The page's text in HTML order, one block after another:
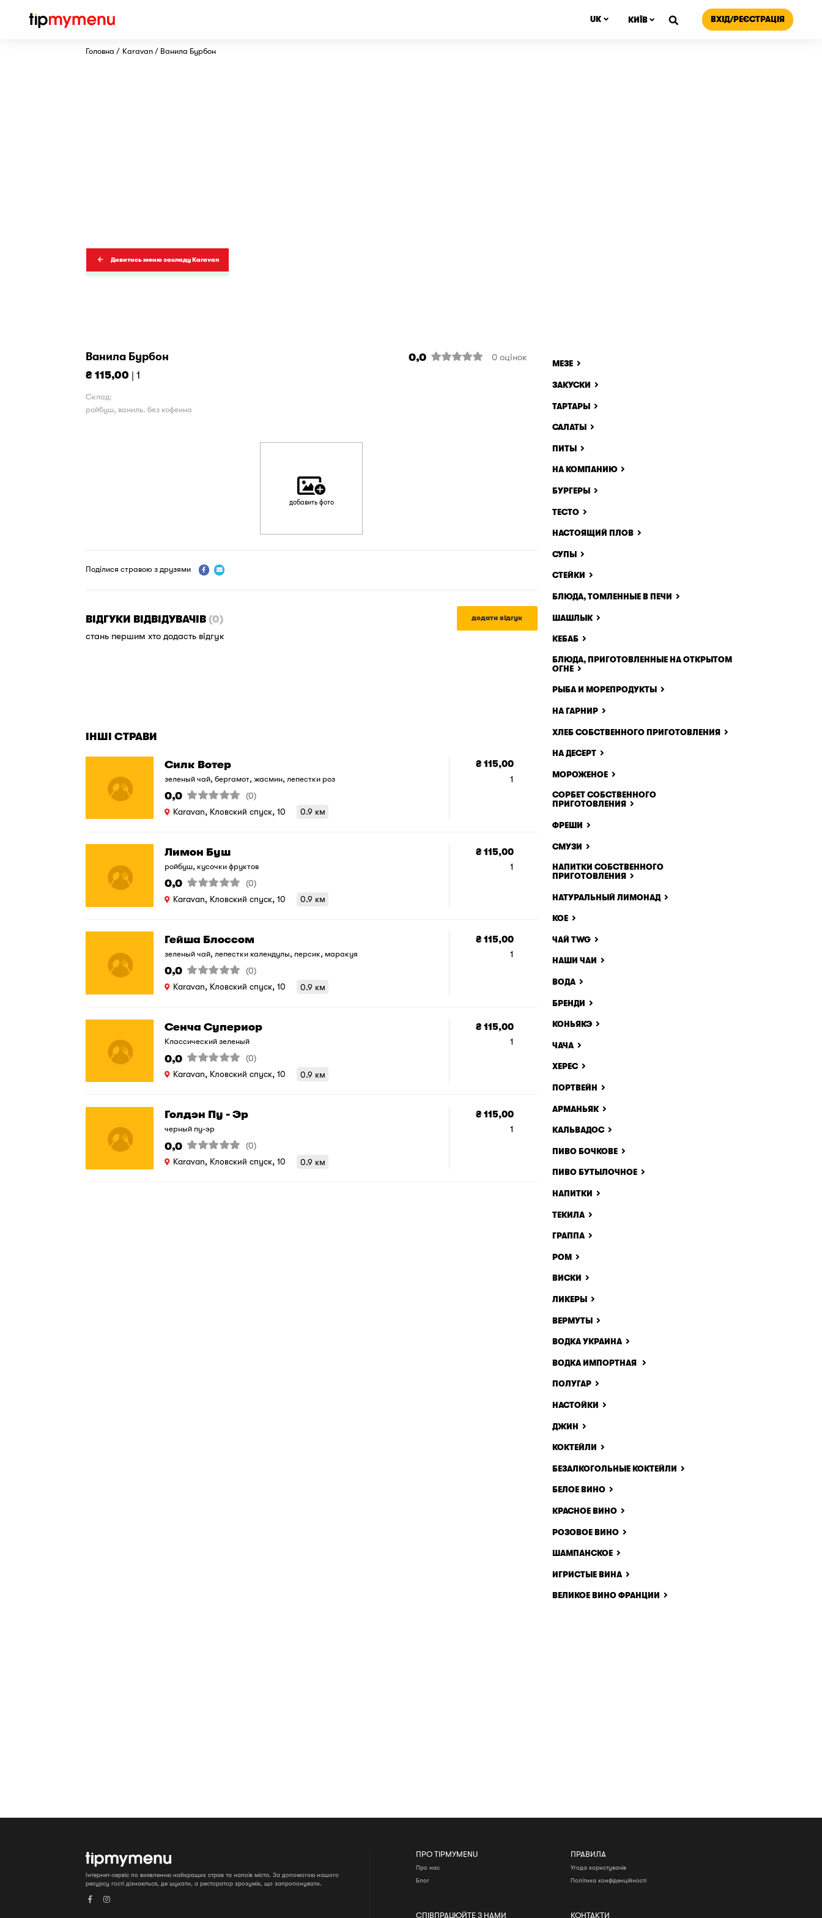
ВХІД/РЕЄСТРАЦІЯ
КИЇВ
UK
Головна Karavan Ванила Бурбон
Дивитись меню закладу Karavan
Ванила Бурбон
₴ 115,00 | 1
0,0 0 оцінок
Склад:
ройбуш, ваниль. без кофеина
добавить фото
Поділися стравою з друзями  
ВІДГУКИ ВІДВІДУВАЧІВ (0)
стань першим хто додасть відгук
додати відгук
ІНШІ СТРАВИ
Силк Вотер
зеленый чай, бергамот, жасмин, лепестки роз
0,0
(0)
Karavan, Кловский спуск, 10
0.9 км
₴ 115,00
1
Лимон Буш
ройбуш, кусочки фруктов
0,0
(0)
Karavan, Кловский спуск, 10
0.9 км
₴ 115,00
1
Гейша Блоссом
зеленый чай, лепестки календулы, персик, маракуя
0,0
(0)
Karavan, Кловский спуск, 10
0.9 км
₴ 115,00
1
Сенча Супериор
Классический зеленый
0,0
(0)
Karavan, Кловский спуск, 10
0.9 км
₴ 115,00
1
Голдэн Пу - Эр
черный пу-эр
0,0
(0)
Karavan, Кловский спуск, 10
0.9 км
₴ 115,00
1
МЕЗЕ
ЗАКУСКИ
ТАРТАРЫ
САЛАТЫ
ПИТЫ
НА КОМПАНИЮ
БУРГЕРЫ
ТЕСТО
НАСТОЯЩИЙ ПЛОВ
СУПЫ
СТЕЙКИ
БЛЮДА, ТОМЛЕННЫЕ В ПЕЧИ
ШАШЛЫК
КЕБАБ
БЛЮДА, ПРИГОТОВЛЕННЫЕ НА ОТКРЫТОМ
ОГНЕ
РЫБА И МОРЕПРОДУКТЫ
НА ГАРНИР
ХЛЕБ СОБСТВЕННОГО ПРИГОТОВЛЕНИЯ
НА ДЕСЕРТ
МОРОЖЕНОЕ
СОРБЕТ СОБСТВЕННОГО
ПРИГОТОВЛЕНИЯ
ФРЕШИ
СМУЗИ
НАПИТКИ СОБСТВЕННОГО
ПРИГОТОВЛЕНИЯ
НАТУРАЛЬНЫЙ ЛИМОНАД
КОЕ
ЧАЙ TWG
НАШИ ЧАИ
ВОДА
БРЕНДИ
КОНЬЯКЭ
ЧАЧА
ХЕРЕС
ПОРТВЕЙН
АРМАНЬЯК
КАЛЬВАДОС
ПИВО БОЧКОВЕ
ПИВО БУТЫЛОЧНОЕ
НАПИТКИ
ТЕКИЛА
ГРАППА
РОМ
ВИСКИ
ЛИКЕРЫ
ВЕРМУТЫ
ВОДКА УКРАИНА
ВОДКА ИМПОРТНАЯ
ПОЛУГАР
НАСТОЙКИ
ДЖИН
КОКТЕЙЛИ
БЕЗАЛКОГОЛЬНЫЕ КОКТЕЙЛИ
БЕЛОЕ ВИНО
КРАСНОЕ ВИНО
РОЗОВОЕ ВИНО
ШАМПАНСКОЕ
ИГРИСТЫЕ ВИНА
ВЕЛИКОЕ ВИНО ФРАНЦИИ
Інтернет-сервіс по виявленню найкращих страв та напоїв міста. За допомогою нашого
ресурсу гості дізнаються, де шукати, а ресторатор зрозуміє, що запропонувати.
 
ПРО TIPMYMENU
Про нас
Блог
СПІВПРАЦЮЙТЕ З НАМИ
ПРАВИЛА
Угода користувачів
Політика конфіденційності
КОНТАКТИ
x
додати ще одне
видалити